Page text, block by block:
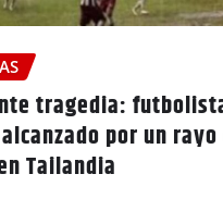
tragedia:
por un
Tailandia